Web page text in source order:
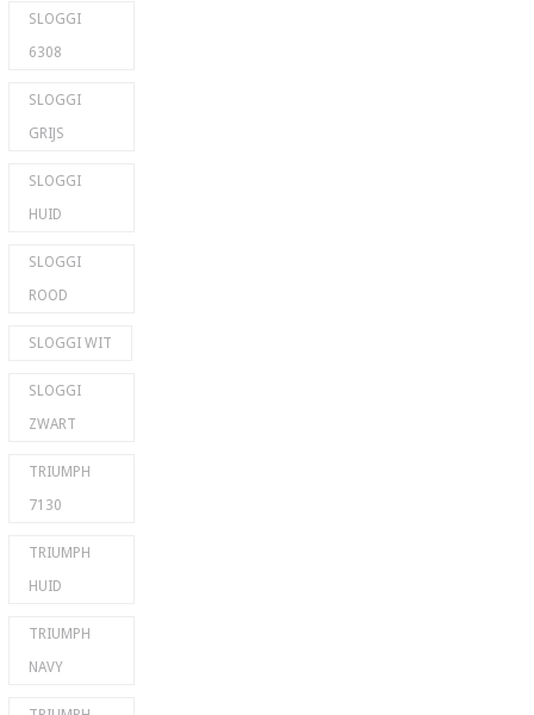
SLOGGI
6308
SLOGGI
GRIJS
SLOGGI
HUID
SLOGGI
ROOD
SLOGGI WIT
SLOGGI
ZWART
TRIUMPH
7130
TRIUMPH
HUID
TRIUMPH
NAVY